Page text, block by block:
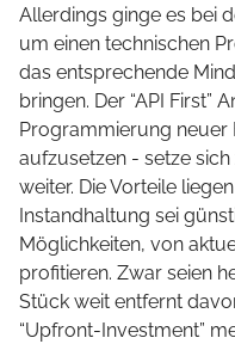
Allerdings ginge es bei
um einen technischen
das entsprechende
bringen. Der “API First”
Programmierung neuer
aufzusetzen - setze
weiter. Die Vorteile
Instandhaltung sei
Möglichkeiten, von
profitieren. Zwar seien
Stück weit entfernt
“Upfront-Investment”